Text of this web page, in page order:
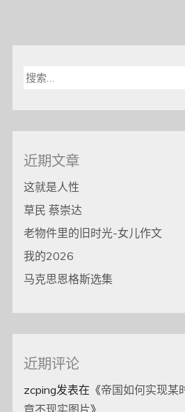
搜
近期文章
这就是人性
草民 蔡崇达
老物件里的旧时光-女儿作文
我的2026
马克思恩格斯选集
近期评论
zcping发表在《帝国如何实现某
章不现实图片》